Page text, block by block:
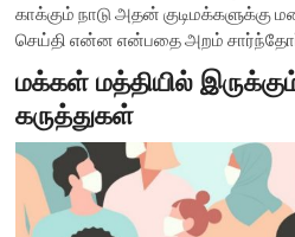
காக்கும் நாடு அதன் குடிமக்களுக்கு
செய்தி என்ன என்பதை அறம் சார்ந்தோர்
மக்கள் மத்தியில்
கருத்துகள்